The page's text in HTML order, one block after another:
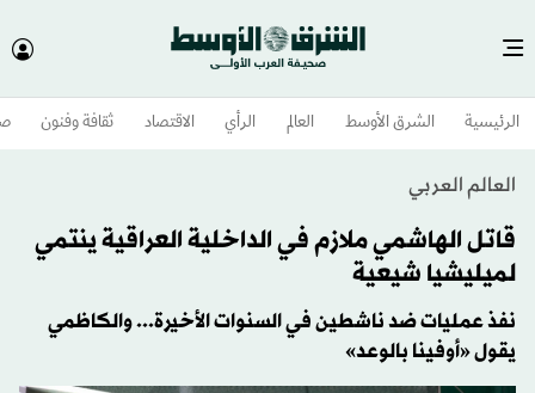
الرئيسية الشرق الأوسط​ العالم الرأي الاقتصاد ثقافة وفنون
العالم العربي
قاتل الهاشمي ملازم في الداخلية العراقية ينتمي
لميليشيا شيعية
نفذ عمليات ضد ناشطين في السنوات الأخيرة... والكاظمي
يقول «أوفينا بالوعد»